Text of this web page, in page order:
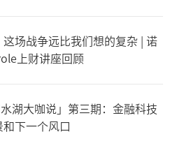
这场战争远比我们想的复杂 | 诺
上财讲座回顾
湖大咖说」第三期：金融科技
下一个风口